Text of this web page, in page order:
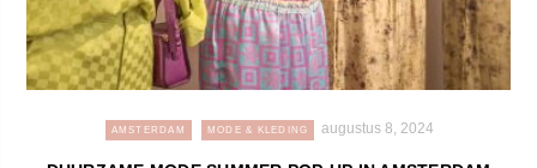
AMSTERDAM MODE & KLEDING augustus 8, 2024